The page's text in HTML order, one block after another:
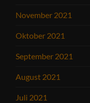
November 2021
Oktober 2021
September 2021
August 2021
Juli 2021